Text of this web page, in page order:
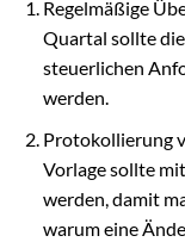
Regelmäßige
Quartal sollte
steuerlichen
werden.
Protokollierung
Vorlage sollte
werden, damit
warum eine